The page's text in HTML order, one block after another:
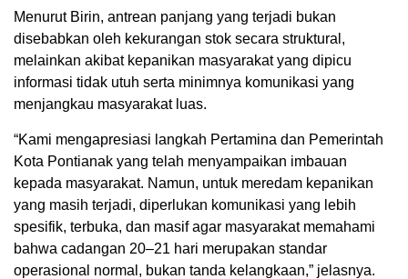
Menurut Birin, antrean panjang yang terjadi bukan
disebabkan oleh kekurangan stok secara struktural,
melainkan akibat kepanikan masyarakat yang dipicu
informasi tidak utuh serta minimnya komunikasi yang
menjangkau masyarakat luas.
“Kami mengapresiasi langkah Pertamina dan Pemerintah
Kota Pontianak yang telah menyampaikan imbauan
kepada masyarakat. Namun, untuk meredam kepanikan
yang masih terjadi, diperlukan komunikasi yang lebih
spesifik, terbuka, dan masif agar masyarakat memahami
bahwa cadangan 20–21 hari merupakan standar
operasional normal, bukan tanda kelangkaan,” jelasnya.